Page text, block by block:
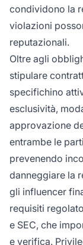
condividono la
violazioni
reputazionali.
Oltre agli
stipulare
specifichino
esclusività,
approvazione
entrambe le
prevenendo
danneggiare la
gli influencer
requisiti
e SEC, che
e verifica.